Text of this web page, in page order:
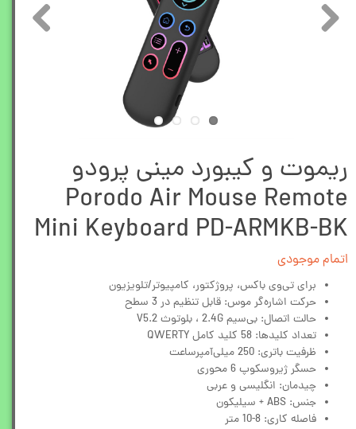
ریموت و کیبورد مینی پرودو
Porodo Air Mouse Remote
Mini Keyboard PD-ARMKB-BK
اتمام موجودی
برای تی‌وی باکس، پروژکتور، کامپیوتر/تلویزیون
حرکت اشاره‌گر موس: قابل تنظیم در 3 سطح
حالت اتصال: بی‌سیم 2.4G ، بلوتوث V5.2
تعداد کلیدها: 58 کلید کامل QWERTY
ظرفیت باتری: 250 میلی‌آمپرساعت
حسگر ژیروسکوپ 6 محوری
چیدمان: انگلیسی و عربی
جنس: ABS + سیلیکون
فاصله کاری: 8-10 متر